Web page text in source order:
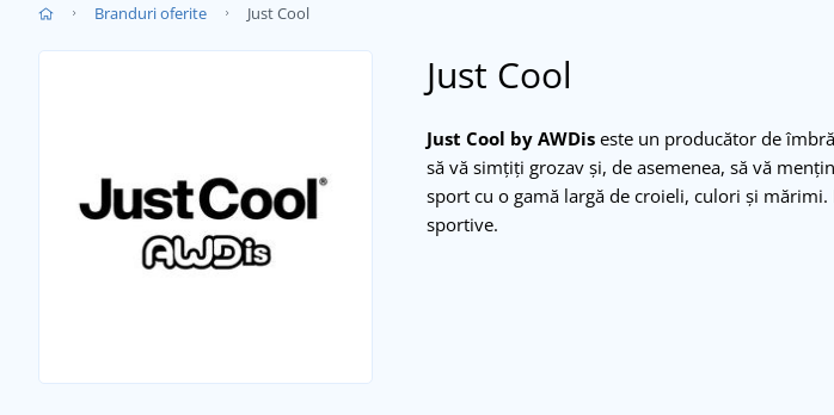
Branduri oferite Just Cool
Just Cool
Just Cool by AWDiseste un producător de
să vă simțiți grozav și, de asemenea, să vă
sport cu o gamă largă de croieli, culori și
sportive.